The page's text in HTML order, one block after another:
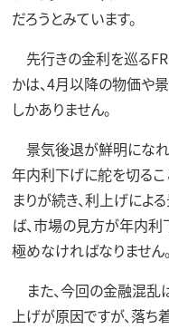
だろうとみています。
先行きの金利を巡る
かは、4月以降の物価や
しかありません。
景気後退が鮮明になれ
年内利下げに舵を切るこ
まりが続き、利上げに
ば、市場の見方が年内
極めなければなりません。
また、今回の金融混乱
上げが原因ですが、落ち